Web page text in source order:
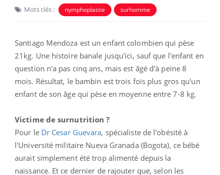
Mots clés : nymphoplastie surhomme
Santiago Mendoza est un enfant colombien qui pèse
21kg. Une histoire banale jusqu'ici, sauf que l'enfant en
question n'a pas cinq ans, mais est âgé d'à peine 8
mois. Résultat, le bambin est trois fois plus gros qu'un
enfant de son âge qui pèse en moyenne entre 7-8 kg.
Victime de surnutrition ?
Pour le Dr Cesar Guevara, spécialiste de l'obésité à
l'Université militaire Nueva Granada (Bogota), ce bébé
aurait simplement été trop alimenté depuis la
naissance. Et ce dernier de rajouter que, selon les